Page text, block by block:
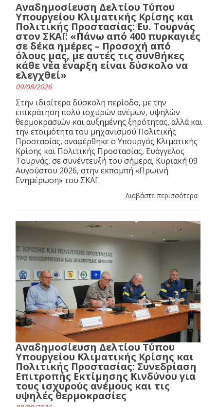
Αναδημοσίευση Δελτίου Τύπου
Υπουργείου Κλιματικής Κρίσης και
Πολιτικής Προστασίας: Ευ. Τουρνάς
στον ΣΚΑΪ: «Πάνω από 400 πυρκαγιές
σε δέκα ημέρες – Προσοχή από
όλους μας, με αυτές τις συνθήκες
κάθε νέα έναρξη είναι δύσκολο να
ελεγχθεί»
09/08/2026
Στην ιδιαίτερα δύσκολη περίοδο, με την
επικράτηση πολύ ισχυρών ανέμων, υψηλών
θερμοκρασιών και αυξημένης ξηρότητας, αλλά και
την ετοιμότητα του μηχανισμού Πολιτικής
Προστασίας, αναφέρθηκε ο Υπουργός Κλιματικής
Κρίσης και Πολιτικής Προστασίας, Ευάγγελος
Τουρνάς, σε συνέντευξή του σήμερα, Κυριακή 09
Αυγούστου 2026, στην εκπομπή «Πρωινή
Ενημέρωση» του ΣΚΑΪ.
Διαβάστε περισσότερα
Αναδημοσίευση Δελτίου Τύπου
Υπουργείου Κλιματικής Κρίσης και
Πολιτικής Προστασίας: Συνεδρίαση
Επιτροπής Εκτίμησης Κινδύνου για
τους ισχυρούς ανέμους και τις
υψηλές θερμοκρασίες